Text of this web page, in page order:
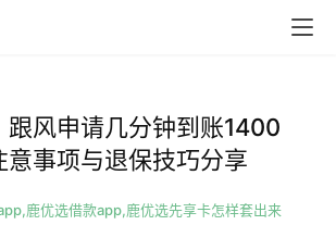
跟风申请几分钟到账1400
意事项与退保技巧分享
鹿优选借款app,鹿优选先享卡怎样套出来